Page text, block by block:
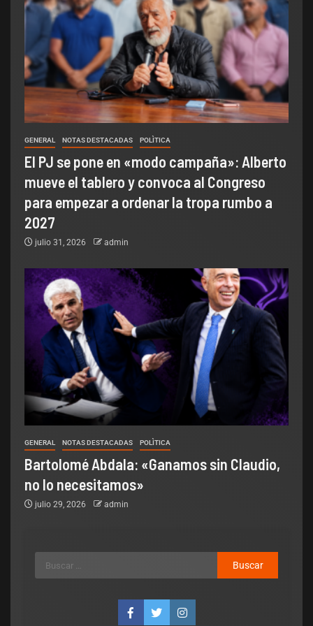
GENERAL NOTAS DESTACADAS POLÌTICA
El PJ se pone en «modo campaña»: Alberto
mueve el tablero y convoca al Congreso
para empezar a ordenar la tropa rumbo a
2027
julio 31, 2026 admin
GENERAL NOTAS DESTACADAS POLÌTICA
Bartolomé Abdala: «Ganamos sin Claudio,
no lo necesitamos»
julio 29, 2026 admin
El Senado aprobó la ley para los